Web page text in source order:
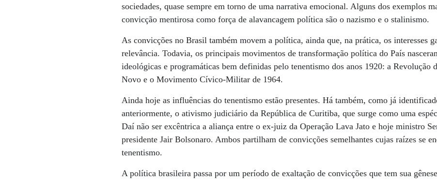
sociedades, quase sempre em torno de uma narrativa emocional. Alguns dos exemplos
convicção mentirosa como força de alavancagem política são o nazismo e o stalinismo.
As convicções no Brasil também movem a política, ainda que, na prática, os interesses
relevância. Todavia, os principais movimentos de transformação política do País
ideológicas e programáticas bem definidas pelo tenentismo dos anos 1920: a Revolução
Novo e o Movimento Cívico-Militar de 1964.
Ainda hoje as influências do tenentismo estão presentes. Há também, como já
anteriormente, o ativismo judiciário da República de Curitiba, que surge como uma
Daí não ser excêntrica a aliança entre o ex-juiz da Operação Lava Jato e hoje ministro
presidente Jair Bolsonaro. Ambos partilham de convicções semelhantes cujas raízes se
tenentismo.
A política brasileira passa por um período de exaltação de convicções que tem sua